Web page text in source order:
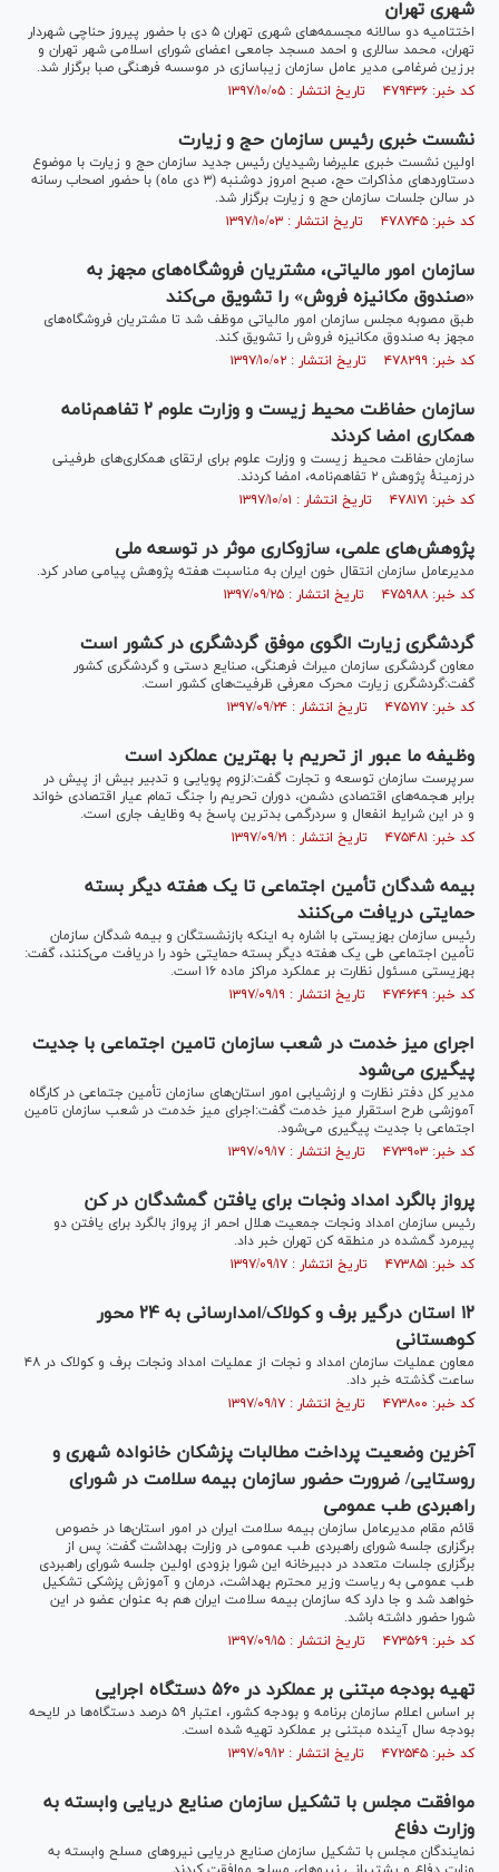
شهری تهران
اختتامیه دو سالانه مجسمه‌های شهری تهران ۵ دی با حضور پیروز حناچی شهردار
تهران، محمد سالاری و احمد مسجد جامعی اعضای شورای اسلامی شهر تهران و
برزین ضرغامی مدیر عامل سازمان زیباسازی در موسسه فرهنگی صبا برگزار شد.
کد خبر: ۴۷۹۴۳۶ تاریخ انتشار : ۱۳۹۷/۱۰/۰۵
نشست خبری رئیس سازمان حج و زیارت
اولین نشست خبری علیرضا رشیدیان رئیس جدید سازمان حج و زیارت با موضوع
دستاورد‌های مذاکرات حج، صبح امروز دوشنبه (۳ دی ماه) با حضور اصحاب رسانه
در سالن جلسات سازمان حج و زیارت برگزار شد.
کد خبر: ۴۷۸۷۴۵ تاریخ انتشار : ۱۳۹۷/۱۰/۰۳
سازمان امور مالیاتی، مشتریان فروشگاه‌های مجهز به
«صندوق مکانیزه فروش» را تشویق می‌کند
طبق مصوبه مجلس سازمان امور مالیاتی موظف شد تا مشتریان فروشگاه‌های
مجهز به صندوق مکانیزه فروش را تشویق کند.
کد خبر: ۴۷۸۲۹۹ تاریخ انتشار : ۱۳۹۷/۱۰/۰۲
سازمان حفاظت محیط زیست و وزارت علوم ۲ تفاهم‌نامه
همکاری امضا کردند
سازمان حفاظت محیط زیست و وزارت علوم برای ارتقای همکاری‌های طرفینی
درزمینهٔ پژوهش ۲ تفاهم‌نامه، امضا کردند.
کد خبر: ۴۷۸۱۷۱ تاریخ انتشار : ۱۳۹۷/۱۰/۰۱
پژوهش‌های علمی، سازوکاری موثر در توسعه ملی
مدیرعامل سازمان انتقال خون ایران به مناسبت هفته پژوهش پیامی صادر کرد.
کد خبر: ۴۷۵۹۸۸ تاریخ انتشار : ۱۳۹۷/۰۹/۲۵
گردشگری زیارت الگوی موفق گردشگری در کشور است
معاون گردشگری سازمان میراث فرهنگی، صنایع دستی و گردشگری کشور
گفت:گردشگری زیارت محرک معرفی ظرفیت‌های کشور است.
کد خبر: ۴۷۵۷۱۷ تاریخ انتشار : ۱۳۹۷/۰۹/۲۴
وظیفه ما عبور از تحریم با بهترین عملکرد است
سرپرست سازمان توسعه و تجارت گفت:لزوم پویایی و تدبیر بیش از پیش در
برابر هجمه‌های اقتصادی دشمن، دوران تحریم را جنگ تمام عیار اقتصادی خواند
و در این شرایط انفعال و سردرگمی بدترین پاسخ به وظایف جاری است.
کد خبر: ۴۷۵۴۸۱ تاریخ انتشار : ۱۳۹۷/۰۹/۲۱
بیمه شدگان تأمین اجتماعی تا یک هفته دیگر بسته
حمایتی دریافت می‌کنند
رئیس سازمان بهزیستی با اشاره به اینکه بازنشستگان و بیمه شدگان سازمان
تأمین اجتماعی طی یک هفته دیگر بسته حمایتی خود را دریافت می‌کنند، گفت:
بهزیستی مسئول نظارت بر عملکرد مراکز ماده ۱۶ است.
کد خبر: ۴۷۴۶۴۹ تاریخ انتشار : ۱۳۹۷/۰۹/۱۹
اجرای میز خدمت در شعب سازمان تامین اجتماعی با جدیت
پیگیری می‌شود
مدیر کل دفتر نظارت و ارزشیابی امور استان‌های سازمان تأمین جتماعی در کارگاه
آموزشی طرح استقرار میز خدمت گفت:اجرای میز خدمت در شعب سازمان تامین
اجتماعی با جدیت پیگیری می‌شود.
کد خبر: ۴۷۳۹۰۳ تاریخ انتشار : ۱۳۹۷/۰۹/۱۷
پرواز بالگرد امداد ونجات برای یافتن گمشدگان در کن
رئیس سازمان امداد ونجات جمعیت هلال احمر از پرواز بالگرد برای یافتن دو
پیرمرد گمشده در منطقه کن تهران خبر داد.
کد خبر: ۴۷۳۸۵۱ تاریخ انتشار : ۱۳۹۷/۰۹/۱۷
۱۲ استان درگیر برف و کولاک/امدارسانی به ۲۴ محور
کوهستانی
معاون عملیات سازمان امداد و نجات از عملیات امداد ونجات برف و کولاک در ۴۸
ساعت گذشته خبر داد.
کد خبر: ۴۷۳۸۰۰ تاریخ انتشار : ۱۳۹۷/۰۹/۱۷
آخرین وضعیت پرداخت مطالبات پزشکان خانواده شهری و
روستایی/ ضرورت حضور سازمان بیمه سلامت در شورای
راهبردی طب عمومی
قائم مقام مدیرعامل سازمان بیمه سلامت ایران در امور استان‌ها در خصوص
برگزاری جلسه شورای راهبردی طب عمومی در وزارت بهداشت گفت: پس از
برگزاری جلسات متعدد در دبیرخانه این شورا بزودی اولین جلسه شورای راهبردی
طب عمومی به ریاست وزیر محترم بهداشت، درمان و آموزش پزشکی تشکیل
خواهد شد و جا دارد که سازمان بیمه سلامت ایران هم به عنوان عضو در این
شورا حضور داشته باشد.
کد خبر: ۴۷۳۵۶۹ تاریخ انتشار : ۱۳۹۷/۰۹/۱۵
تهیه بودجه مبتنی بر عملکرد در ۵۶۰ دستگاه‌ اجرایی
بر اساس اعلام سازمان برنامه و بودجه کشور، اعتبار ۵۹ درصد دستگاه‌ها در لایحه
بودجه سال آینده مبتنی بر عملکرد تهیه شده است.
کد خبر: ۴۷۲۵۴۵ تاریخ انتشار : ۱۳۹۷/۰۹/۱۲
موافقت مجلس با تشکیل سازمان صنایع دریایی وابسته به
وزارت دفاع
نمایندگان مجلس با تشکیل سازمان صنایع دریایی نیرو‌های مسلح وابسته به